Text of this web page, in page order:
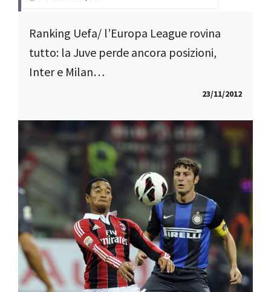
Ranking Uefa/ l’Europa League rovina
tutto: la Juve perde ancora posizioni,
Inter e Milan…
23/11/2012